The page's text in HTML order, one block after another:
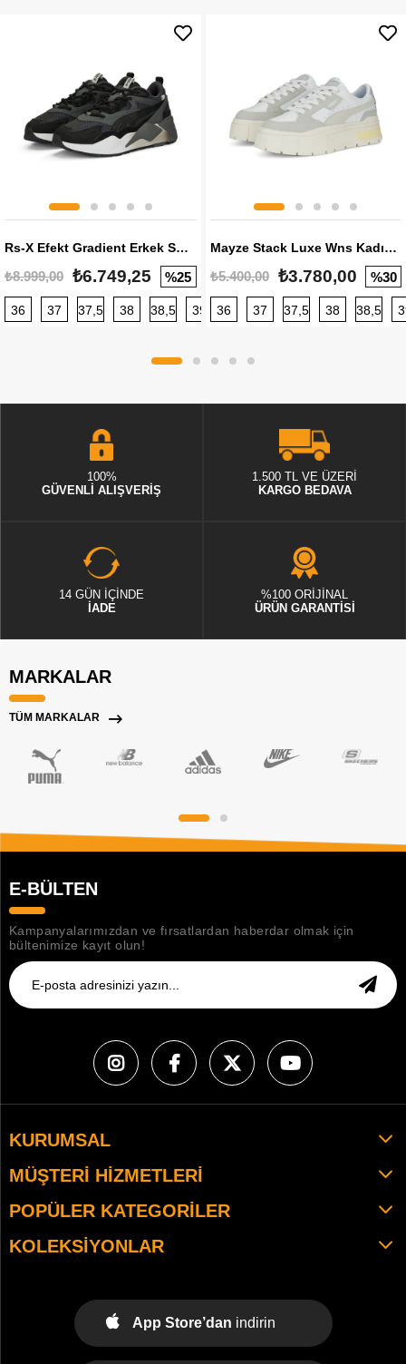
Rs-X Efekt Gradient Erkek Sneaker
₺8.999,00 ₺6.749,25 %25
36 37 37,5 38 38,5 39 40 40,5 41 42 42,5
Mayze Stack Luxe Wns Kadın Sneaker
₺5.400,00 ₺3.780,00 %30
36 37 37,5 38 38,5
100%
GÜVENLİ ALIŞVERİŞ
1.500 TL VE ÜZERİ
KARGO BEDAVA
14 GÜN İÇİNDE
İADE
%100 ORİJİNAL
ÜRÜN GARANTİSİ
MARKALAR
TÜM MARKALAR
E-BÜLTEN
Kampanyalarımızdan ve fırsatlardan haberdar olmak için
bültenimize kayıt olun!
KURUMSAL
MÜŞTERI HIZMETLERI
POPÜLER KATEGORILER
KOLEKSIYONLAR
App Store’dan indirin